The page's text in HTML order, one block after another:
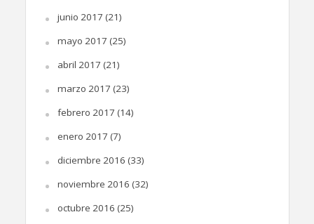
junio 2017 (21)
mayo 2017 (25)
abril 2017 (21)
marzo 2017 (23)
febrero 2017 (14)
enero 2017 (7)
diciembre 2016 (33)
noviembre 2016 (32)
octubre 2016 (25)